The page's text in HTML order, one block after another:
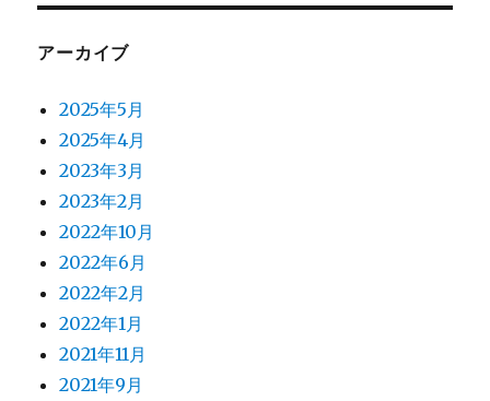
アーカイブ
2025年5月
2025年4月
2023年3月
2023年2月
2022年10月
2022年6月
2022年2月
2022年1月
2021年11月
2021年9月